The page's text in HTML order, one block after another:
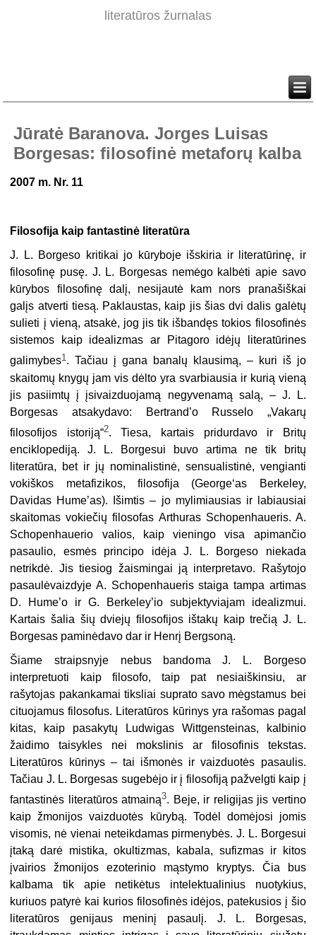
literatūros žurnalas
Jūratė Baranova. Jorges Luisas
Borgesas: filosofinė metaforų kalba
2007 m. Nr. 11
Filosofija kaip fantastinė literatūra
J. L. Borgeso kritikai jo kūryboje išskiria ir literatūrinę, ir
filosofinę pusę. J. L. Borgesas nemėgo kalbėti apie savo
kūrybos filosofinę dalį, nesijautė kam nors pranašiškai
galįs atverti tiesą. Paklaustas, kaip jis šias dvi dalis galėtų
sulieti į vieną, atsakė, jog jis tik išbandęs tokios filosofinės
sistemos kaip idealizmas ar Pitagoro idėjų literatūrines
galimybes1 . Tačiau į gana banalų klausimą, – kuri iš jo
skaitomų knygų jam vis dėlto yra svarbiausia ir kurią vieną
jis pasiimtų į įsivaizduojamą negyvenamą salą, – J. L.
Borgesas atsakydavo: Bertrand’o Russelo „Vakarų
filosofijos istoriją“2. Tiesa, kartais pridurdavo ir Britų
enciklopediją. J. L. Borgesui buvo artima ne tik britų
literatūra, bet ir jų nominalistinė, sensualistinė, vengianti
vokiškos metafizikos, filosofija (George‘as Berkeley,
Davidas Hume’as). Išimtis – jo mylimiausias ir labiausiai
skaitomas vokiečių filosofas Arthuras Schopenhaueris. A.
Schopenhauerio valios, kaip vieningo visa apimančio
pasaulio, esmės principo idėja J. L. Borgeso niekada
netrikdė. Jis tiesiog žaismingai ją interpretavo. Rašytojo
pasaulėvaizdyje A. Schopenhaueris staiga tampa artimas
D. Hume’o ir G. Berkeley’io subjektyviajam idealizmui.
Kartais šalia šių dviejų filosofijos ištakų kaip trečią J. L.
Borgesas paminėdavo dar ir Henrį Bergsoną.
Šiame straipsnyje nebus bandoma J. L. Borgeso
interpretuoti kaip filosofo, taip pat nesiaiškinsiu, ar
rašytojas pakankamai tiksliai suprato savo mėgstamus bei
cituojamus filosofus. Literatūros kūrinys yra rašomas pagal
kitas, kaip pasakytų Ludwigas Wittgensteinas, kalbinio
žaidimo taisykles nei mokslinis ar filosofinis tekstas.
Literatūros kūrinys – tai išmonės ir vaizduotės pasaulis.
Tačiau J. L. Borgesas sugebėjo ir į filosofiją pažvelgti kaip į
fantastinės literatūros atmainą3. Beje, ir religijas jis vertino
kaip žmonijos vaizduotės kūrybą. Todėl domėjosi jomis
visomis, nė vienai neteikdamas pirmenybės. J. L. Borgesui
įtaką darė mistika, okultizmas, kabala, sufizmas ir kitos
įvairios žmonijos ezoterinio mąstymo kryptys. Čia bus
kalbama tik apie netikėtus intelektualinius nuotykius,
kuriuos patyrė kai kurios filosofinės idėjos, patekusios į šio
literatūros genijaus meninį pasaulį. J. L. Borgesas,